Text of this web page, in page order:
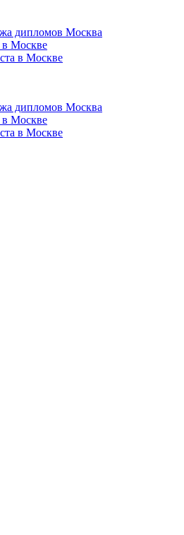
дипломов Москва
в Москве
в Москве
дипломов Москва
в Москве
в Москве